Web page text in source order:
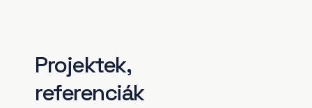
Projektek,
​referenciák